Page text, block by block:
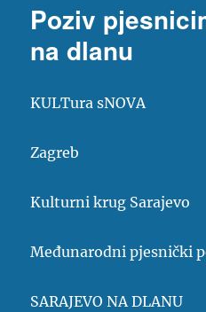
Poziv
na dlanu
KULTura sNOVA
Zagreb
Kulturni krug Sarajevo
Međunarodni pjesnički
SARAJEVO NA DLANU